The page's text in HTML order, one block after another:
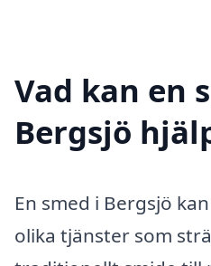
Vad kan en
Bergsjö
En smed i Bergsjö
olika tjänster som